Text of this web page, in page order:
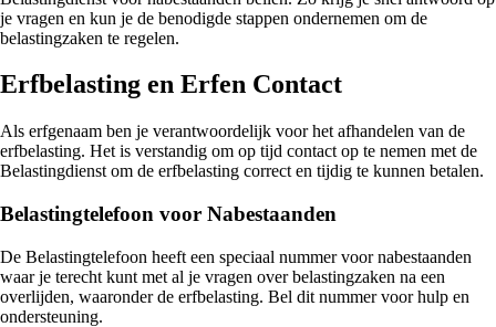
je vragen en kun je de benodigde stappen ondernemen om de
belastingzaken te regelen.
Erfbelasting en Erfen Contact
Als erfgenaam ben je verantwoordelijk voor het afhandelen van de
erfbelasting. Het is verstandig om op tijd contact op te nemen met de
Belastingdienst om de erfbelasting correct en tijdig te kunnen betalen.
Belastingtelefoon voor Nabestaanden
De Belastingtelefoon heeft een speciaal nummer voor nabestaanden
waar je terecht kunt met al je vragen over belastingzaken na een
overlijden, waaronder de erfbelasting. Bel dit nummer voor hulp en
ondersteuning.